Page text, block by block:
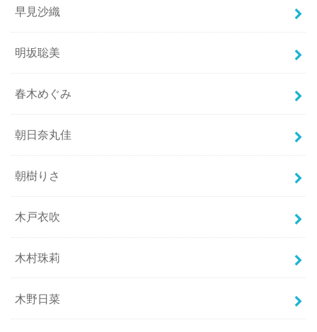
早見沙織
明坂聡美
春木めぐみ
朝日奈丸佳
朝樹りさ
木戸衣吹
木村珠莉
木野日菜